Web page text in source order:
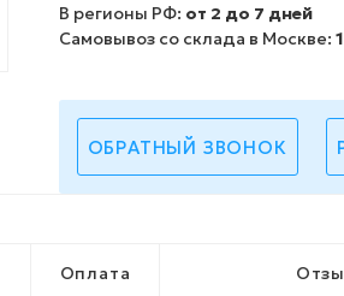
В регионы РФ: от 2 до 7 дней
Самовывоз со склада в Москве:
ОБРАТНЫЙ ЗВОНОК
Оплата